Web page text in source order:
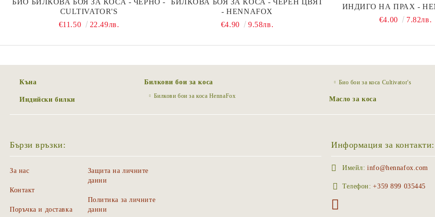
БИО БИЛКОВА БОЯ ЗА КОСА - ЧЕРНО -
CULTIVATOR'S
€11.50
22.49лв.
БИЛКОВА БОЯ ЗА КОСА - ЧЕРЕН ЦВЯТ
- HENNAFOX
€4.90
9.58лв.
ИНДИГО НА ПРАХ -
€4.00
7.82лв.
Къна
Индийски билки
Билкови бои за коса
Билкови бои за коса HennaFox
Био бои за коса Cultivator's
Масло за коса
Бързи връзки:
За нас
Контакт
Поръчка и доставка
Защита на личните
данни
Политика за личните
данни
Информация за контакти:
Имейл: info@hennafox.com
Телефон: +359 899 035445